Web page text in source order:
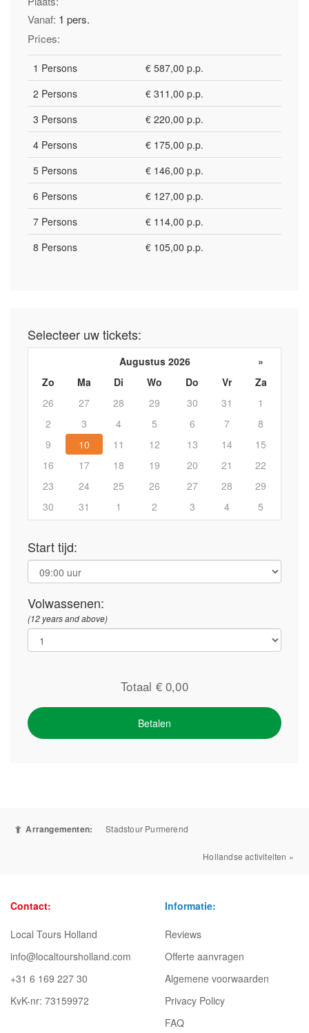
Vanaf: 1 pers.
Prices:
1 Persons
€ 587,00 p.p.
2 Persons
€ 311,00 p.p.
3 Persons
€ 220,00 p.p.
4 Persons
€ 175,00 p.p.
5 Persons
€ 146,00 p.p.
6 Persons
€ 127,00 p.p.
7 Persons
€ 114,00 p.p.
8 Persons
€ 105,00 p.p.
Selecteer uw tickets:
Augustus 2026
»
Zo
Ma Di Wo Do Vr
Za
26
27 28 29 30 31
1
2
3 4 5 6 7
8
9
10 11 12 13 14
15
16
17 18 19 20 21
22
23
24 25 26 27 28
29
30
31 1 2 3 4 5
Start tijd:
Volwassenen:
(12 years and above)
Totaal € 0,00
Betalen
Arrangementen: Stadstour Purmerend
Hollandse activiteiten »
Contact:
Local Tours Holland
info@localtoursholland.com
+31 6 169 227 30
KvK-nr: 73159972
Informatie:
Reviews
Offerte aanvragen
Algemene voorwaarden
Privacy Policy
FAQ